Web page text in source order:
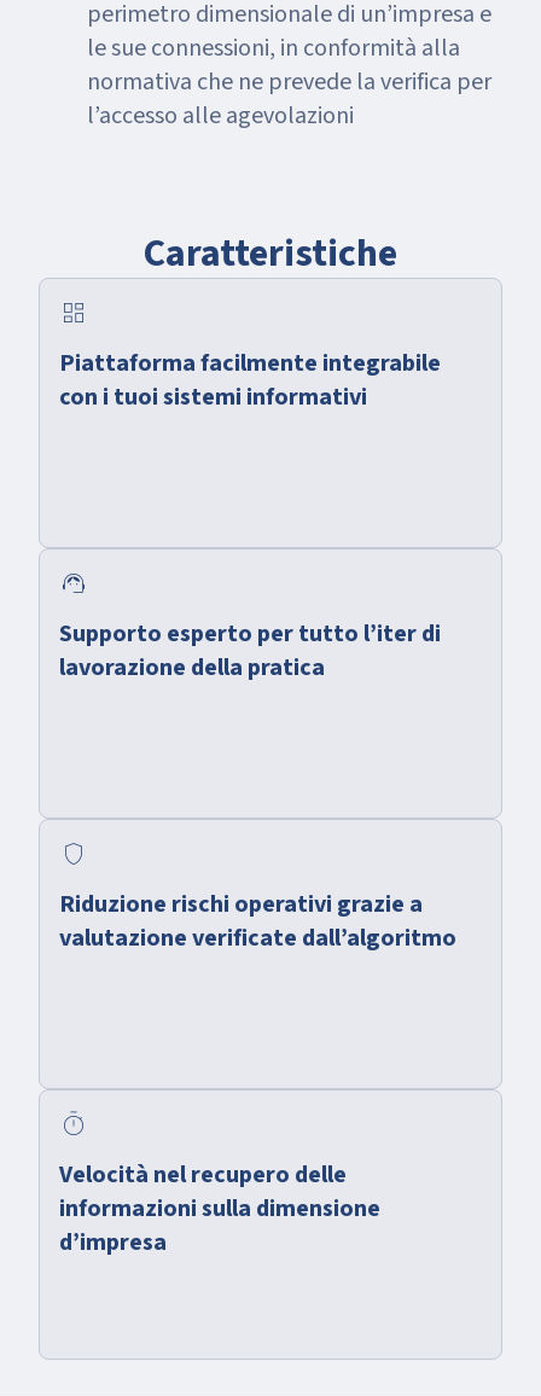
perimetro dimensionale di un’impresa e
le sue connessioni, in conformità alla
normativa che ne prevede la verifica per
l’accesso alle agevolazioni
Caratteristiche
dashboard
Piattaforma facilmente integrabile
con i tuoi sistemi informativi
support_agent
Supporto esperto per tutto l’iter di
lavorazione della pratica
shield
Riduzione rischi operativi grazie a
valutazione verificate dall’algoritmo
timer
Velocità nel recupero delle
informazioni sulla dimensione
d’impresa